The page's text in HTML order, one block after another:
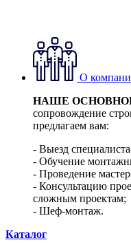
О
НАШЕ
сопровождение
предлагаем вам:
- Выезд
- Обучение
- Проведение
- Консультацию
сложным проектам;
- Шеф-монтаж.
Каталог